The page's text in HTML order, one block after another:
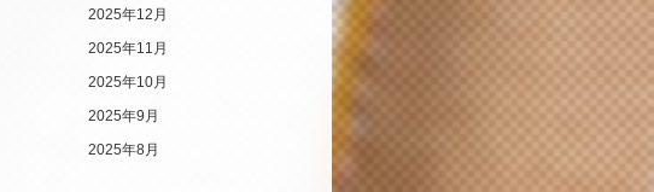
2025年12月
2025年11月
2025年10月
2025年9月
2025年8月